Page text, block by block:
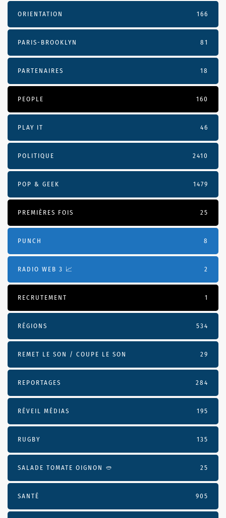
ORIENTATION 166
PARIS-BROOKLYN 81
PARTENAIRES 18
PEOPLE 160
PLAY IT 46
POLITIQUE 2410
POP & GEEK 1479
PREMIÈRES FOIS 25
PUNCH 8
RADIO WEB 3 📈 2
RECRUTEMENT 1
RÉGIONS 534
REMET LE SON / COUPE LE SON 29
REPORTAGES 284
RÉVEIL MÉDIAS 195
RUGBY 135
SALADE TOMATE OIGNON 🥙 25
SANTÉ 905